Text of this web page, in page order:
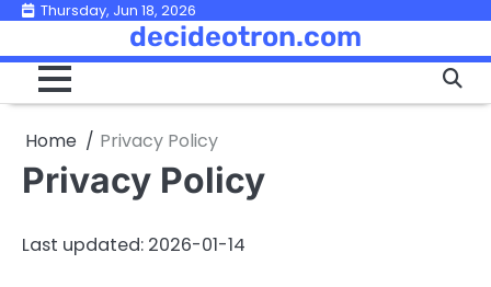
Skip
content
Thursday, Jun 18, 2026
decideotron.com
Home Privacy Policy
Privacy Policy
Last updated: 2026-01-14